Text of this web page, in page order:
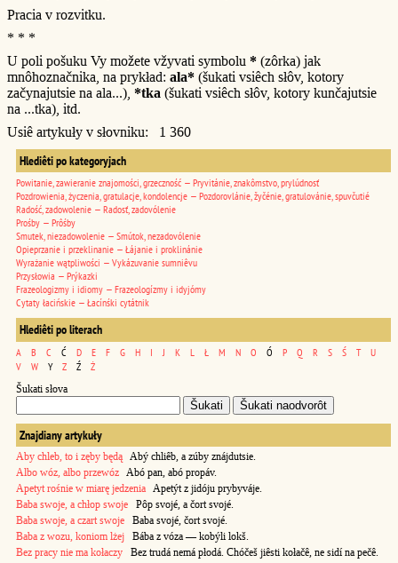
Pracia v rozvitku.
* * *
U poli pošuku Vy možete vžyvati symbolu * (zôrka) jak
mnôhoznačnika, na prykład: ala* (šukati vsiêch słôv, kotory
začynajutsie na ala...), *tka (šukati vsiêch słôv, kotory kunčajutsie
na ...tka), itd.
Usiê artykuły v słovniku: 1 360
Hlediêti po kategoryjach
Powitanie, zawieranie znajomości, grzeczność — Pryvitánie, znakômstvo, prylúdnosť
Pozdrowienia, życzenia, gratulacje, kondolencje — Pozdorovlánie, žyčénie, gratulovánie, spuvčutié
Radość, zadowolenie — Radosť, zadovólenie
Prośby — Prôśby
Smutek, niezadowolenie — Smútok, nezadovólenie
Opieprzanie i przeklinanie — Łájanie i proklinánie
Wyrażanie wątpliwości — Vykázuvanie sumniêvu
Przysłowia — Prýkazki
Frazeologizmy i idiomy — Frazeologízmy i idyjómy
Cytaty łacińskie — Łacínśki cytátnik
Hlediêti po literach
A B C Ć D E F G H I J K L Ł M N O Ó P Q R S Ś T
U
V
W Y Z Ź Ż
Šukati słova
Znajdiany artykuły
Aby chleb, to i zęby będą Abý chliêb, a zúby znájdutsie.
Albo wóz, albo przewóz Abó pan, abó propáv.
Apetyt rośnie w miarę jedzenia Apetýt z jidóju prybyváje.
Baba swoje, a chłop swoje Pôp svojé, a čort svojé.
Baba swoje, a czart swoje Baba svojé, čort svojé.
Baba z wozu, koniom lżej Bába z vóza — kobýli lokš.
Bez pracy nie ma kołaczy Bez trudá nemá płodá. Chóčeš jiêsti kołačê, ne sidí na pečê.